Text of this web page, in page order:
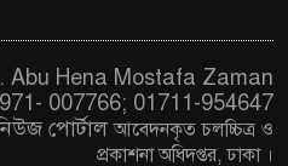
Abu Hena Mostafa Zaman
007766; 01711-954647
পোর্টালআবেদনকৃত চলচ্চিত্র ও
প্রকাশনা অধিদপ্তর, ঢাকা ।